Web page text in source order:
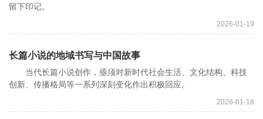
留下印记。
2026-01-19
长篇小说的地域书写与中国故事
当代长篇小说创作，亟须对新时代社会生活、文化结构、科技
创新、传播格局等一系列深刻变化作出积极回应。
2026-01-18